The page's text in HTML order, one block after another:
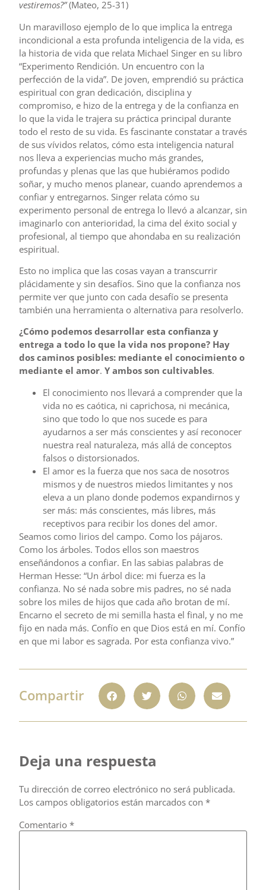
vestiremos?”(Mateo, 25-31)
Un maravilloso ejemplo de lo que implica la entrega
incondicional a esta profunda inteligencia de la vida, es
la historia de vida que relata Michael Singer en su libro
“Experimento Rendición. Un encuentro con la
perfección de la vida”. De joven, emprendió su práctica
espiritual con gran dedicación, disciplina y
compromiso, e hizo de la entrega y de la confianza en
lo que la vida le trajera su práctica principal durante
todo el resto de su vida. Es fascinante constatar a través
de sus vívidos relatos, cómo esta inteligencia natural
nos lleva a experiencias mucho más grandes,
profundas y plenas que las que hubiéramos podido
soñar, y mucho menos planear, cuando aprendemos a
confiar y entregarnos. Singer relata cómo su
experimento personal de entrega lo llevó a alcanzar, sin
imaginarlo con anterioridad, la cima del éxito social y
profesional, al tiempo que ahondaba en su realización
espiritual.
Esto no implica que las cosas vayan a transcurrir
plácidamente y sin desafíos. Sino que la confianza nos
permite ver que junto con cada desafío se presenta
también una herramienta o alternativa para resolverlo.
¿Cómo podemos desarrollar esta confianza y
entrega a todo lo que la vida nos propone? Hay
dos caminos posibles: mediante el conocimiento o
mediante el amor. Y ambos son cultivables.
El conocimiento nos llevará a comprender que la
vida no es caótica, ni caprichosa, ni mecánica,
sino que todo lo que nos sucede es para
ayudarnos a ser más conscientes y así reconocer
nuestra real naturaleza, más allá de conceptos
falsos o distorsionados.
El amor es la fuerza que nos saca de nosotros
mismos y de nuestros miedos limitantes y nos
eleva a un plano donde podemos expandirnos y
ser más: más conscientes, más libres, más
receptivos para recibir los dones del amor.
Seamos como lirios del campo. Como los pájaros.
Como los árboles. Todos ellos son maestros
enseñándonos a confiar. En las sabias palabras de
Herman Hesse: “Un árbol dice: mi fuerza es la
confianza. No sé nada sobre mis padres, no sé nada
sobre los miles de hijos que cada año brotan de mí.
Encarno el secreto de mi semilla hasta el final, y no me
fijo en nada más. Confío en que Dios está en mí. Confío
en que mi labor es sagrada. Por esta confianza vivo.”
Compartir
Deja una respuesta
Tu dirección de correo electrónico no será publicada.
Los campos obligatorios están marcados con *
Comentario *